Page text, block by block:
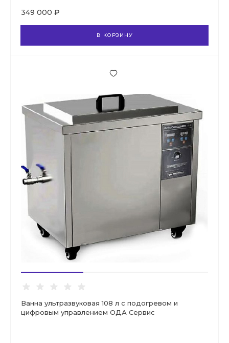
349 000 ₽
В КОРЗИНУ
Ванна ультразвуковая 108 л с подогревом и
цифровым управлением ОДА Сервис